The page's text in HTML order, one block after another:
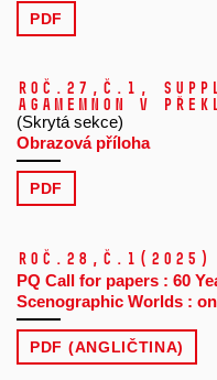
PDF
Roč.27, č.1,
Agamemnon v
(Skrytá sekce)
Obrazová příloha
PDF
Roč.28, č.1 (2025)
PQ Call for papers : 60
Scenographic Worlds :
PDF (ANGLIČTINA)